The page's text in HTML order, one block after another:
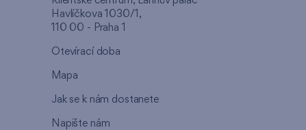
Havlíčkova 1030/1,
110 00 - Praha 1
Otevírací doba
Mapa
Jak se k nám dostanete
Napište nám